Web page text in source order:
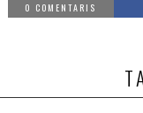
0 COMENTARIS